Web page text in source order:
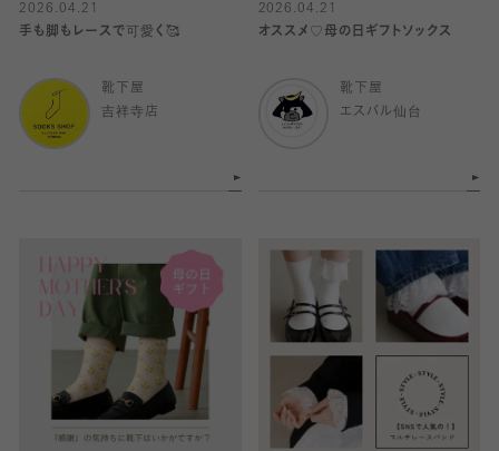
2026.04.21
手も脚もレースで可愛く🥰
靴下屋
吉祥寺店
2026.04.21
オススメ♡母の日ギフトソックス
靴下屋
エスパル仙台